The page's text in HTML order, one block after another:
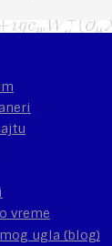
vreme
ugla (blog)